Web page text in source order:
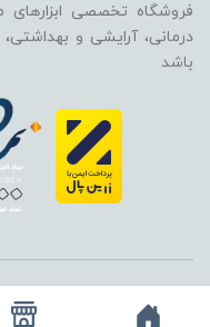
فروشگاه تخصصی ابزارهای
درمانی، آرایشی و
باشد
استفاده از تمامی مطالب،
و با ذکر منبع بلامانع است و